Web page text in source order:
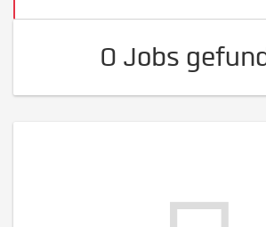
0 Jobs